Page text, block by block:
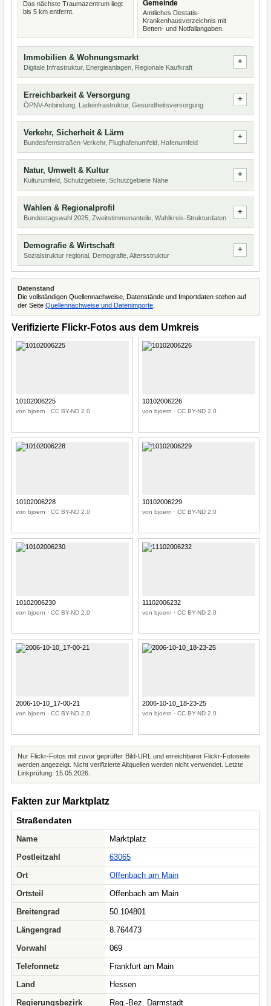
Das nächste Traumazentrum liegt
bis 5 km entfernt.
Gemeinde
Amtliches Destatis-
Krankenhausverzeichnis mit
Betten- und Notfallangaben.
Immobilien & Wohnungsmarkt
Digitale Infrastruktur, Energieanlagen, Regionale Kaufkraft
Erreichbarkeit & Versorgung
ÖPNV-Anbindung, Ladeinfrastruktur, Gesundheitsversorgung
Verkehr, Sicherheit & Lärm
Bundesfernstraßen-Verkehr, Flughafenumfeld, Hafenumfeld
Natur, Umwelt & Kultur
Kulturumfeld, Schutzgebiete, Schutzgebiete Nähe
Wahlen & Regionalprofil
Bundestagswahl 2025, Zweitstimmenanteile, Wahlkreis-Strukturdaten
Demografie & Wirtschaft
Sozialstruktur regional, Demografie, Altersstruktur
Datenstand
Die vollständigen Quellennachweise, Datenstände und Importdaten stehen auf
der Seite Quellennachweise und Datenimporte
Verifizierte Flickr-Fotos aus dem Umkreis
10102006225
von bjoern · CC BY-ND 2.0
10102006226
von bjoern · CC BY-ND 2.0
10102006228
von bjoern · CC BY-ND 2.0
10102006229
von bjoern · CC BY-ND 2.0
10102006230
von bjoern · CC BY-ND 2.0
11102006232
von bjoern · CC BY-ND 2.0
2006-10-10_17-00-21
von bjoern · CC BY-ND 2.0
2006-10-10_18-23-25
von bjoern · CC BY-ND 2.0
Nur Flickr-Fotos mit zuvor geprüfter Bild-URL und erreichbarer Flickr-Fotoseite
werden angezeigt. Nicht verifizierte Altquellen werden nicht verwendet. Letzte
Linkprüfung: 15.05.2026.
Fakten zur Marktplatz
Straßendaten
Name
Marktplatz
Postleitzahl
63065
Ort
Offenbach am Main
Ortsteil
Offenbach am Main
Breitengrad
50.104801
Längengrad
8.764473
Vorwahl
069
Telefonnetz
Frankfurt am Main
Land
Hessen
Regierungsbezirk
Reg.-Bez. Darmstadt